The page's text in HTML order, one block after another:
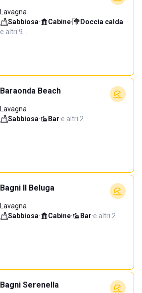
Lavagna
Sabbiosa· Cabine· Doccia calda·
e altri 9…
Baraonda Beach
Lavagna
Sabbiosa· Bar·e altri 2…
Bagni Il Beluga
Lavagna
Sabbiosa· Cabine· Bar·e altri 2…
Bagni Serenella